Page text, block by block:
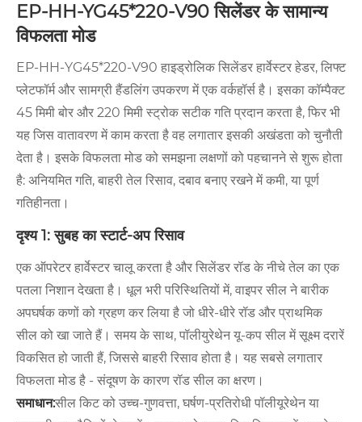
EP-HH-YG45*220-V90 सिलेंडर के सामान्य
विफलता मोड
EP-HH-YG45*220-V90 हाइड्रोलिक सिलेंडर हार्वेस्टर हेडर, लिफ्ट
प्लेटफॉर्म और सामग्री हैंडलिंग उपकरण में एक वर्कहॉर्स है। इसका कॉम्पैक्ट
45 मिमी बोर और 220 मिमी स्ट्रोक सटीक गति प्रदान करता है, फिर भी
यह जिस वातावरण में काम करता है वह लगातार इसकी अखंडता को चुनौती
देता है। इसके विफलता मोड को समझना लक्षणों को पहचानने से शुरू होता
है: अनियमित गति, बाहरी तेल रिसाव, दबाव बनाए रखने में कमी, या पूर्ण
गतिहीनता।
दृश्य 1: सुबह का स्टार्ट-अप रिसाव
एक ऑपरेटर हार्वेस्टर चालू करता है और सिलेंडर रॉड के नीचे तेल का एक
पतला निशान देखता है। धूल भरी परिस्थितियों में, वाइपर सील ने बारीक
अपघर्षक कणों को ग्रहण कर लिया है जो धीरे-धीरे रॉड और प्राथमिक
सील को खा जाते हैं। समय के साथ, पॉलीयुरेथेन यू-कप सील में सूक्ष्म दरारें
विकसित हो जाती हैं, जिससे बाहरी रिसाव होता है। यह सबसे लगातार
विफलता मोड है - संदूषण के कारण रॉड सील का क्षरण।
समाधान:सील किट को उच्च-गुणवत्ता, घर्षण-प्रतिरोधी पॉलीयूरेथेन या